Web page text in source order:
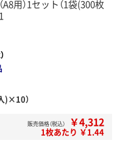
用）1セット（1袋(300枚
)×10）
販売価格（税込） ￥4,312
1枚あたり ￥1.44